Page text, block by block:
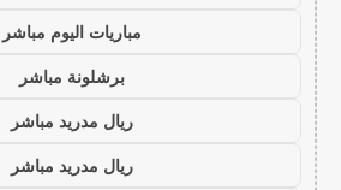
مباريات اليوم مباشر
برشلونة مباشر
ريال مدريد مباشر
ريال مدريد مباشر